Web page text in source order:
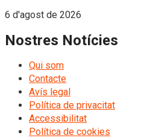
6 d'agost de 2026
Nostres Notícies
Qui som
Contacte
Avís legal
Política de privacitat
Accessibilitat
Política de cookies